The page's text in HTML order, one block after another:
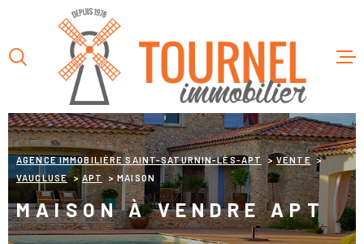
recherche
menu
principal
contenu
ACCUEIL
VENTES
AGENCE IMMOBILIÈRE SAINT-SATURNIN-LÈS-APT
VENTE
VAUCLUSE
APT MAISON
MAISON À VENDRE APT